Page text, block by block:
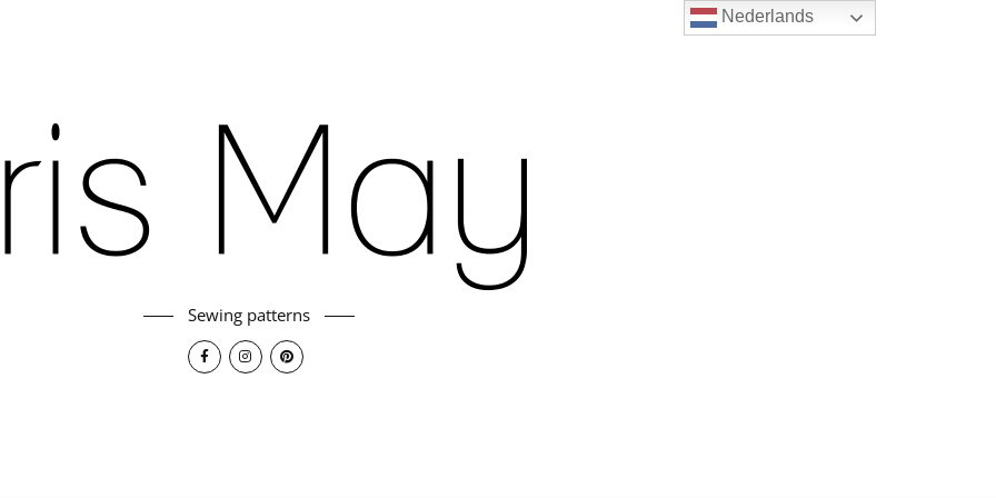
Sewing patterns
Nederlands